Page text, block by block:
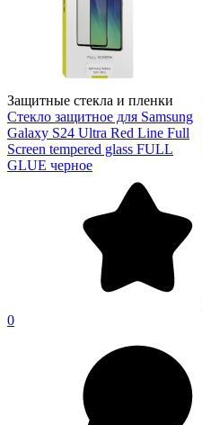
Защитные стекла и пленки
Стекло защитное для Samsung
Galaxy S24 Ultra Red Line Full
Screen tempered glass FULL
GLUE черное
0